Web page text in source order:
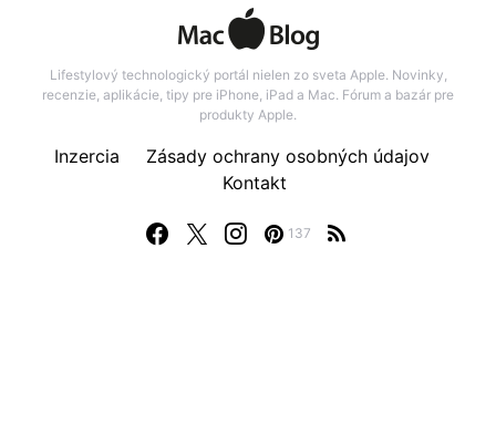
Lifestylový technologický portál nielen zo sveta Apple. Novinky,
recenzie, aplikácie, tipy pre iPhone, iPad a Mac. Fórum a bazár pre
produkty Apple.
137
Inzercia
Zásady ochrany osobných údajov
Kontakt